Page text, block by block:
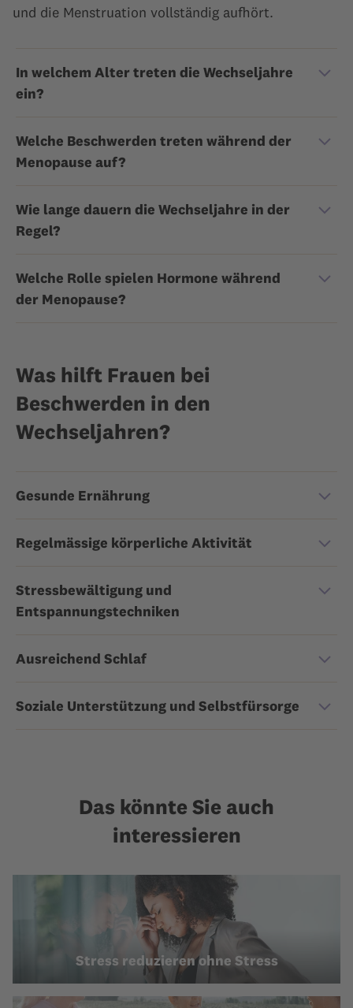
und die Menstruation vollständig aufhört.
In welchem Alter treten die Wechseljahre
ein?
Welche Beschwerden treten während der
Menopause auf?
Wie lange dauern die Wechseljahre in der
Regel?
Welche Rolle spielen Hormone während
der Menopause?
Was hilft Frauen bei
Beschwerden in den
Wechseljahren?
Gesunde Ernährung
Regelmässige körperliche Aktivität
Stressbewältigung und
Entspannungstechniken
Ausreichend Schlaf
Soziale Unterstützung und Selbstfürsorge
Das könnte Sie auch
interessieren
Stress reduzieren ohne Stress